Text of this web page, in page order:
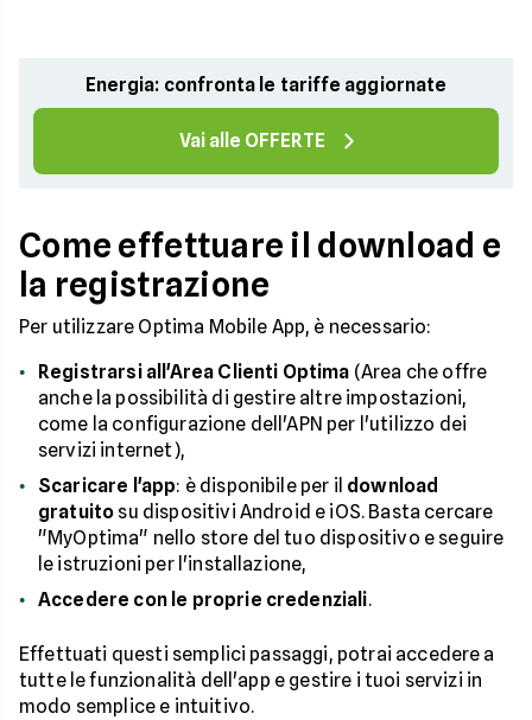
Energia: confronta le tariffe aggiornate
Vai alle OFFERTE
Come effettuare il download e
la registrazione
Per utilizzare Optima Mobile App, è necessario:
Registrarsi all'Area Clienti Optima (Area che offre
anche la possibilità di gestire altre impostazioni,
come la configurazione dell'APN per l'utilizzo dei
servizi internet),
Scaricare l'app: è disponibile per il download
gratuito su dispositivi Android e iOS. Basta cercare
"MyOptima" nello store del tuo dispositivo e seguire
le istruzioni per l'installazione,
Accedere con le proprie credenziali.
Effettuati questi semplici passaggi, potrai accedere a
tutte le funzionalità dell'app e gestire i tuoi servizi in
modo semplice e intuitivo.